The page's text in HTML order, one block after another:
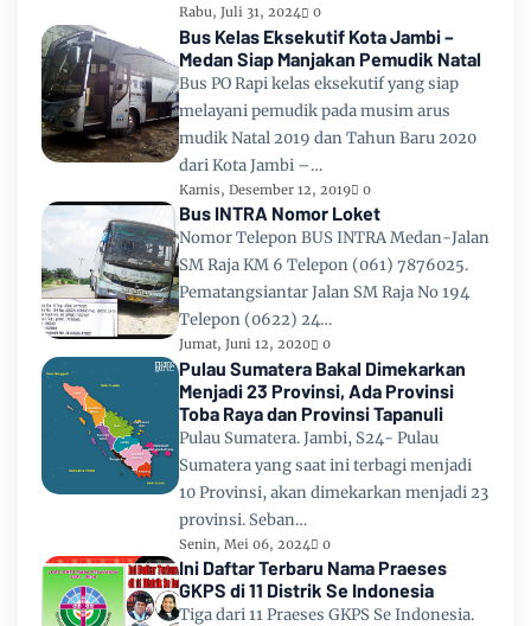
Rabu, Juli 31, 2024 0
Bus Kelas Eksekutif Kota Jambi –
Medan Siap Manjakan Pemudik Natal
Bus PO Rapi kelas eksekutif yang siap
melayani pemudik pada musim arus
mudik Natal 2019 dan Tahun Baru 2020
dari Kota Jambi –…
Kamis, Desember 12, 2019 0
Bus INTRA Nomor Loket
Nomor Telepon BUS INTRA Medan-Jalan
SM Raja KM 6 Telepon (061) 7876025.
Pematangsiantar Jalan SM Raja No 194
Telepon (0622) 24…
Jumat, Juni 12, 2020 0
Pulau Sumatera Bakal Dimekarkan
Menjadi 23 Provinsi, Ada Provinsi
Toba Raya dan Provinsi Tapanuli
Pulau Sumatera. Jambi, S24- Pulau
Sumatera yang saat ini terbagi menjadi
10 Provinsi, akan dimekarkan menjadi 23
provinsi. Seban…
Senin, Mei 06, 2024 0
Ini Daftar Terbaru Nama Praeses
GKPS di 11 Distrik Se Indonesia
Tiga dari 11 Praeses GKPS Se Indonesia.